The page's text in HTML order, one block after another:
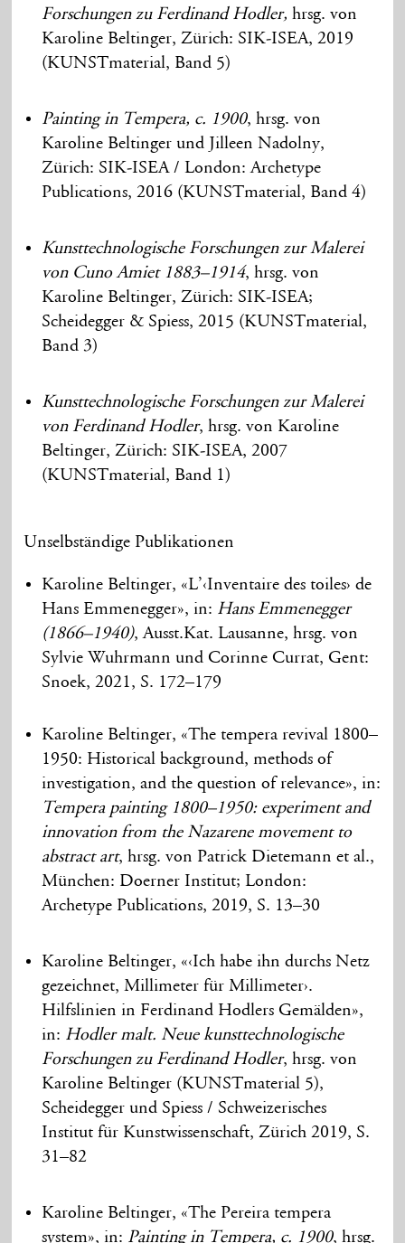
Forschungen zu Ferdinand Hodler,hrsg. von
Karoline Beltinger, Zürich: SIK-ISEA, 2019
(KUNSTmaterial, Band 5)
Painting in Tempera, c. 1900, hrsg. von
Karoline Beltinger und Jilleen Nadolny,
Zürich: SIK-ISEA / London: Archetype
Publications, 2016 (KUNSTmaterial, Band 4)
Kunsttechnologische Forschungen zur Malerei
von Cuno Amiet 1883–1914, hrsg. von
Karoline Beltinger, Zürich: SIK-ISEA;
Scheidegger & Spiess, 2015 (KUNSTmaterial,
Band 3)
Kunsttechnologische Forschungen zur Malerei
von Ferdinand Hodler, hrsg. von Karoline
Beltinger, Zürich: SIK-ISEA, 2007
(KUNSTmaterial, Band 1)
Unselbständige Publikationen
Karoline Beltinger, «L’‹Inventaire des toiles› de
Hans Emmenegger», in: Hans Emmenegger
(1866–1940), Ausst.Kat. Lausanne, hrsg. von
Sylvie Wuhrmann und Corinne Currat, Gent:
Snoek, 2021, S. 172–179
Karoline Beltinger, «The tempera revival 1800–
1950: Historical background, methods of
investigation, and the question of relevance», in:
Tempera painting 1800–1950: experiment and
innovation from the Nazarene movement to
abstract art, hrsg. von Patrick Dietemann et al.,
München: Doerner Institut; London:
Archetype Publications, 2019, S. 13–30
Karoline Beltinger, «‹Ich habe ihn durchs Netz
gezeichnet, Millimeter für Millimeter›.
Hilfslinien in Ferdinand Hodlers Gemälden»,
in: Hodler malt. Neue kunsttechnologische
Forschungen zu Ferdinand Hodler, hrsg. von
Karoline Beltinger (KUNSTmaterial 5),
Scheidegger und Spiess / Schweizerisches
Institut für Kunstwissenschaft, Zürich 2019, S.
31–82
Karoline Beltinger, «The Pereira tempera
system», in: Painting in Tempera, c. 1900, hrsg.